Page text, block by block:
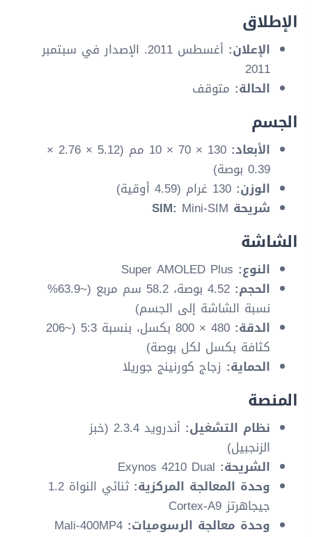
الإطلاق
الإعلان:
أغسطس 2011. الإصدار في سبتمبر
2011
الحالة: متوقف
الجسم
الأبعاد:
130 × 70 × 10 مم (5.12 × 2.76 ×
0.39 بوصة)
الوزن:
شريحة SIM: Mini-SIM
الشاشة
النوع:
الحجم:
4.52 بوصة، 58.2 سم مربع (~63.9%
نسبة الشاشة إلى الجسم)
الدقة:
480 × 800 بكسل، بنسبة 5:3 (~206
كثافة بكسل لكل بوصة)
الحماية: زجاج كورنينج جوريلا
المنصة
نظام التشغيل:
أندرويد 2.3.4 (خبز
الزنجبيل)
الشريحة:
وحدة المعالجة المركزية:
ثنائي النواة 1.2
جيجاهرتز Cortex-A9
وحدة معالجة الرسوميات: